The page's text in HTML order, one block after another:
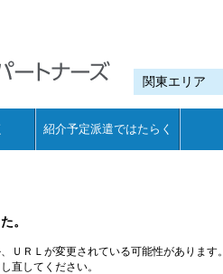
紹介予定派遣ではたらく
。
ＵＲＬが変更されている可能性があります。
直してください。